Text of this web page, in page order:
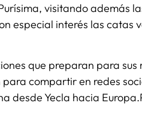
visitando además
especial interés las catas
que preparan para
compartir en redes
desde Yecla hacia